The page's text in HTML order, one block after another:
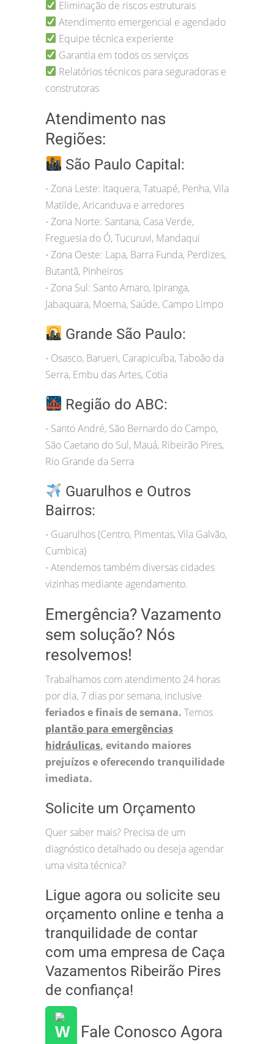
Eliminação de riscos estruturais
Atendimento emergencial e agendado
Equipe técnica experiente
Garantia em todos os serviços
Relatórios técnicos para seguradoras e
construtoras
Atendimento nas
Regiões:
São Paulo Capital:
• Zona Leste: Itaquera, Tatuapé, Penha, Vila
Matilde, Aricanduva e arredores
• Zona Norte: Santana, Casa Verde,
Freguesia do Ó, Tucuruvi, Mandaqui
• Zona Oeste: Lapa, Barra Funda, Perdizes,
Butantã, Pinheiros
• Zona Sul: Santo Amaro, Ipiranga,
Jabaquara, Moema, Saúde, Campo Limpo
Grande São Paulo:
• Osasco, Barueri, Carapicuíba, Taboão da
Serra, Embu das Artes, Cotia
Região do ABC:
• Santo André, São Bernardo do Campo,
São Caetano do Sul, Mauá, Ribeirão Pires,
Rio Grande da Serra
Guarulhos e Outros
Bairros:
• Guarulhos (Centro, Pimentas, Vila Galvão,
Cumbica)
• Atendemos também diversas cidades
vizinhas mediante agendamento.
Emergência? Vazamento
sem solução? Nós
resolvemos!
Trabalhamos com atendimento 24 horas
por dia, 7 dias por semana, inclusive
feriados e finais de semana. Temos
plantão para emergências
hidráulicas, evitando maiores
prejuízos e oferecendo tranquilidade
imediata.
Solicite um Orçamento
Quer saber mais? Precisa de um
diagnóstico detalhado ou deseja agendar
uma visita técnica?
Ligue agora ou solicite seu
orçamento online e tenha a
tranquilidade de contar
com uma empresa de Caça
Vazamentos Ribeirão Pires
de confiança!
Fale Conosco Agora